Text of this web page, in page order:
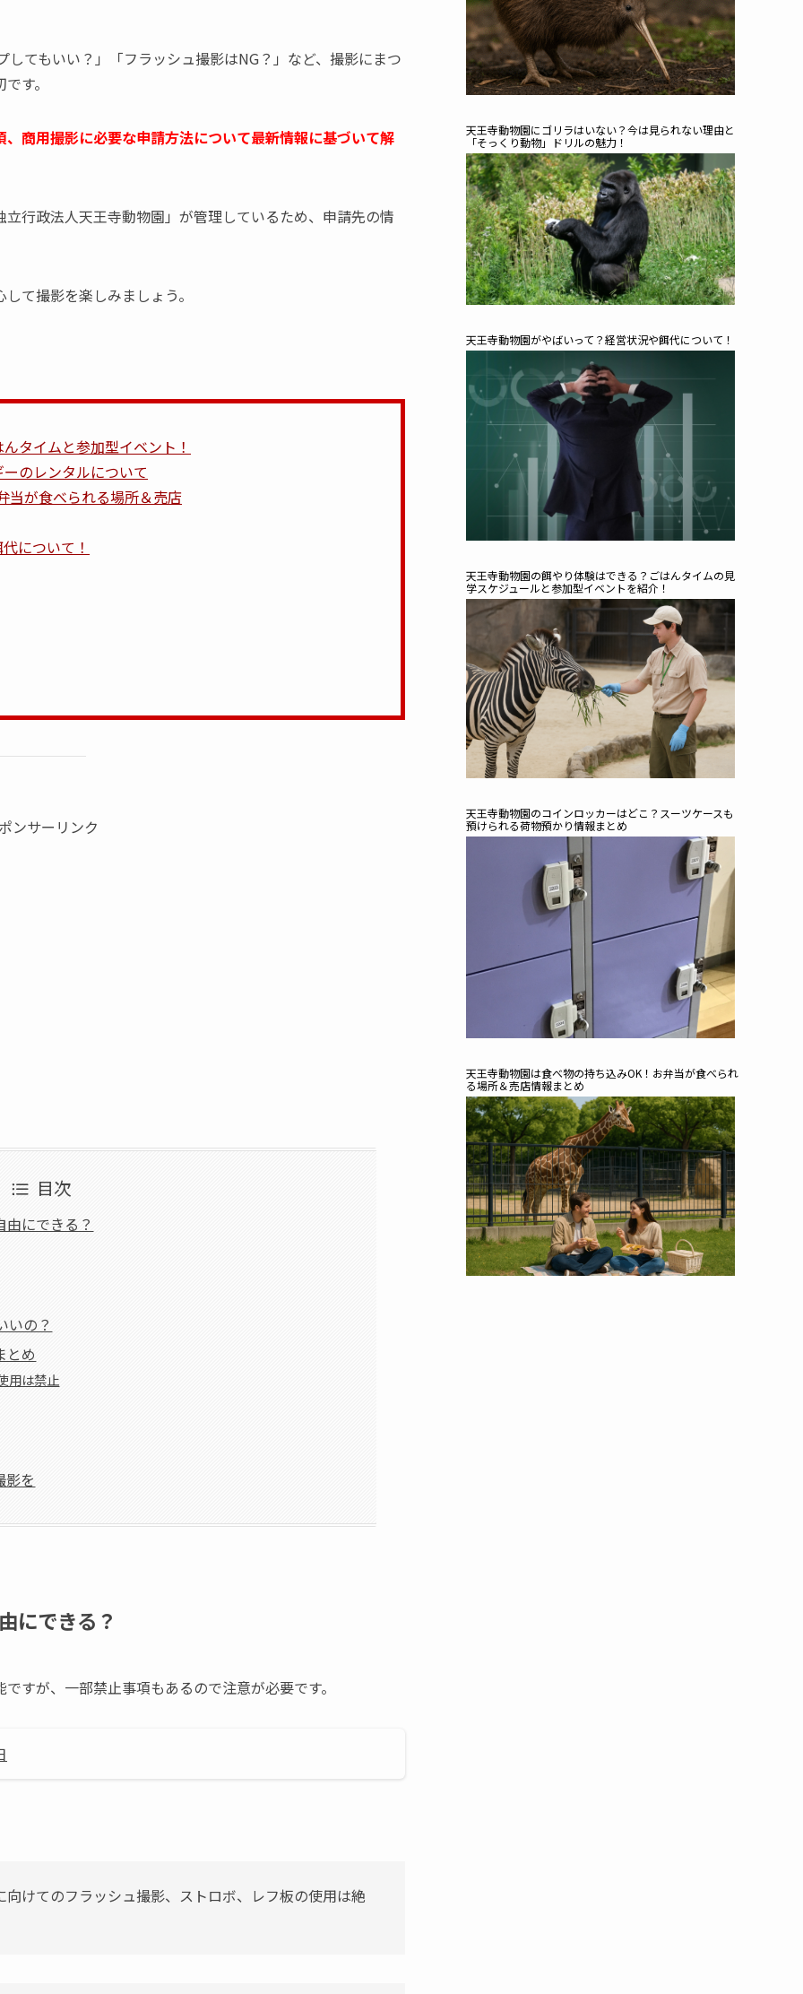
てもいい？」「フラッシュ撮影はNG？」など、撮影にまつ
す。
商用撮影に必要な申請方法について最新情報に基づいて解
行政法人天王寺動物園」が管理しているため、申請先の情
て撮影を楽しみましょう。
タイムと参加型イベント！
のレンタルについて
当が食べられる場所＆売店
について！
ンサーリンク
目次
にできる？
いの？
とめ
用は禁止
影を
にできる？
すが、一部禁止事項もあるので注意が必要です。
けてのフラッシュ撮影、ストロボ、レフ板の使用は絶
天王寺動物園にゴリラはいない？今は見られない理由と
「そっくり動物」ドリルの魅力！
天王寺動物園がやばいって？経営状況や餌代について！
天王寺動物園の餌やり体験はできる？ごはんタイムの見
学スケジュールと参加型イベントを紹介！
天王寺動物園のコインロッカーはどこ？スーツケースも
預けられる荷物預かり情報まとめ
天王寺動物園は食べ物の持ち込みOK！お弁当が食べられ
る場所＆売店情報まとめ